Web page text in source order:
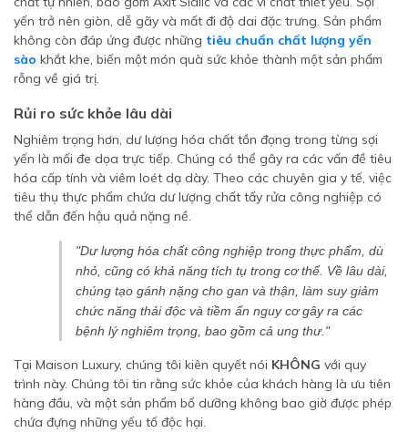
yến trở nên giòn, dễ gãy và mất đi độ dai đặc trưng. Sản phẩm
không còn đáp ứng được những tiêu chuẩn chất lượng yến
sào khắt khe, biến một món quà sức khỏe thành một sản phẩm
rỗng về giá trị.
Rủi ro sức khỏe lâu dài
Nghiêm trọng hơn, dư lượng hóa chất tồn đọng trong từng sợi
yến là mối đe dọa trực tiếp. Chúng có thể gây ra các vấn đề tiêu
hóa cấp tính và viêm loét dạ dày. Theo các chuyên gia y tế, việc
tiêu thụ thực phẩm chứa dư lượng chất tẩy rửa công nghiệp có
thể dẫn đến hậu quả nặng nề.
"Dư lượng hóa chất công nghiệp trong thực phẩm, dù
nhỏ, cũng có khả năng tích tụ trong cơ thể. Về lâu dài,
chúng tạo gánh nặng cho gan và thận, làm suy giảm
chức năng thải độc và tiềm ẩn nguy cơ gây ra các
bệnh lý nghiêm trọng, bao gồm cả ung thư."
Tại Maison Luxury, chúng tôi kiên quyết nói KHÔNG với quy
trình này. Chúng tôi tin rằng sức khỏe của khách hàng là ưu tiên
hàng đầu, và một sản phẩm bổ dưỡng không bao giờ được phép
chứa đựng những yếu tố độc hại.